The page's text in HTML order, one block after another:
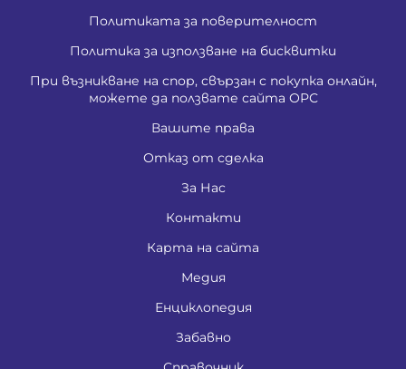
Политиката за поверителност
Политика за използване на бисквитки
При възникване на спор, свързан с покупка онлайн,
можете да ползвате сайта ОРС
Вашите права
Отказ от сделка
За Нас
Контакти
Карта на сайта
Медия
Енциклопедия
Забавно